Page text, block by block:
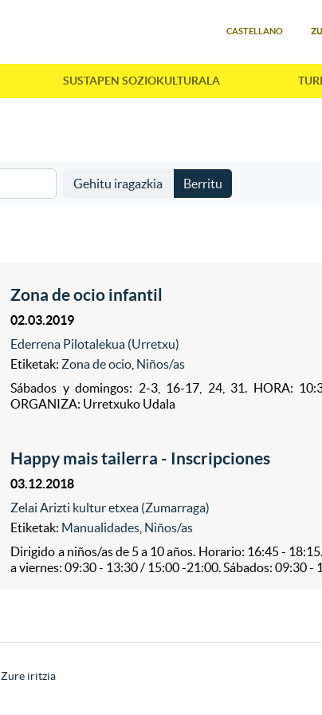
CASTELLANO
SUSTAPEN SOZIOKULTURALA
Gehitu iragazkia Berritu
Zona de ocio infantil
02.03.2019
Ederrena Pilotalekua (Urretxu)
Etiketak: Zona de ocio Niños/as
Sábados y domingos: 2-3, 16-17, 24, 31. HORA:
ORGANIZA: Urretxuko Udala
Happy mais tailerra - Inscripciones
03.12.2018
Zelai Arizti kultur etxea (Zumarraga)
Etiketak: Manualidades Niños/as
Dirigido a niños/as de 5 a 10 años. Horario: 16:45 -
a viernes: 09:30 - 13:30 / 15:00 -21:00. Sábados: 09:30 -
Zure iritzia